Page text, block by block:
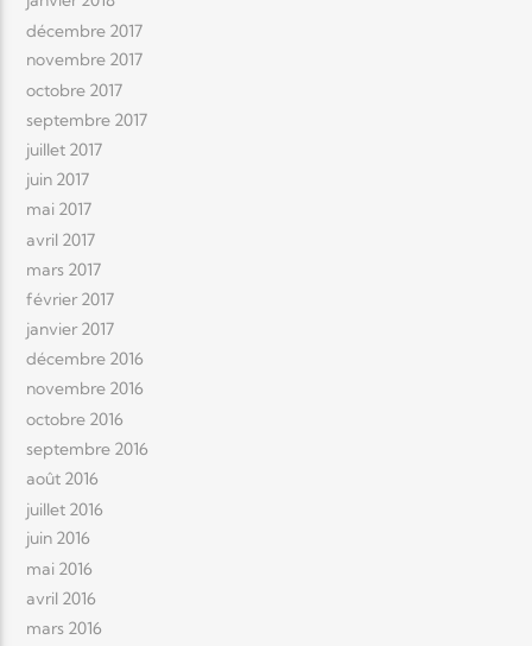
décembre 2017
novembre 2017
octobre 2017
septembre 2017
juillet 2017
juin 2017
mai 2017
avril 2017
mars 2017
février 2017
janvier 2017
décembre 2016
novembre 2016
octobre 2016
septembre 2016
août 2016
juillet 2016
juin 2016
mai 2016
avril 2016
mars 2016